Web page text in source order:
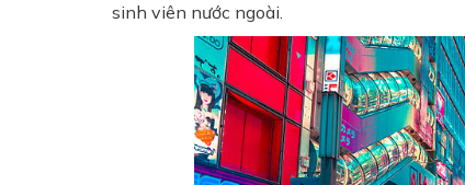
sinh viên nước ngoài.